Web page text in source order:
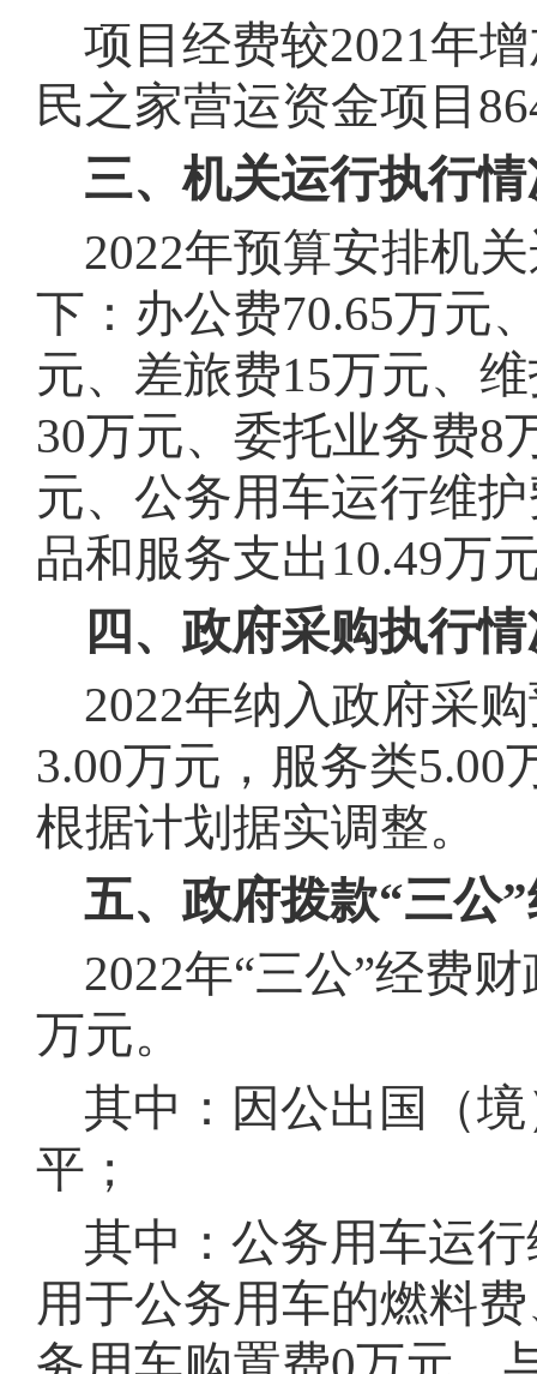
项目经费较2021年
民之家营运资金项目
三、机关运行执行
2022年预算安排机
下：办公费70.65万元
元、差旅费15万元、
30万元、委托业务费8
元、公务用车运行维
品和服务支出10.49万
四、政府采购执行
2022年纳入政府采
3.00万元，服务类
根据计划据实调整。
五、政府拨款“三公
2022年“三公”经费
万元。
其中：因公出国（
平 ；
其中：公务用车运
用于公务用车的燃料